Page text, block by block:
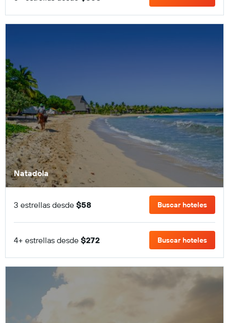
Natadola
3 estrellas desde $58 Buscar hoteles
4+ estrellas desde $272 Buscar hoteles